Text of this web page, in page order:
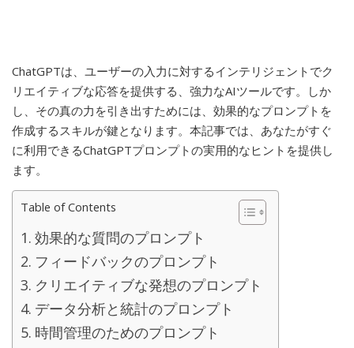
ChatGPTは、ユーザーの入力に対するインテリジェントでク
リエイティブな応答を提供する、強力なAIツールです。しか
し、その真の力を引き出すためには、効果的なプロンプトを
作成するスキルが鍵となります。本記事では、あなたがすぐ
に利用できるChatGPTプロンプトの実用的なヒントを提供し
ます。
Table of Contents
効果的な質問のプロンプト
フィードバックのプロンプト
クリエイティブな発想のプロンプト
データ分析と統計のプロンプト
時間管理のためのプロンプト